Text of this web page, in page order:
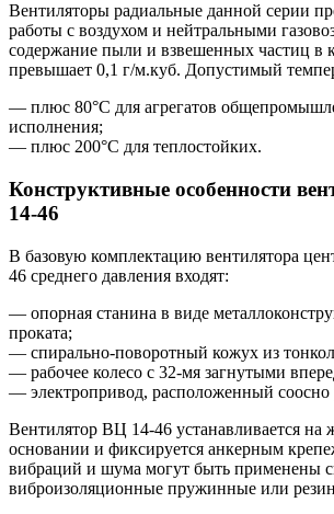
Вентиляторы радиальные данной серии
работы с воздухом и нейтральными
содержание пыли и взвешенных частиц в
превышает 0,1 г/м.куб. Допустимый
— плюс 80°С для агрегатов
исполнения;
— плюс 200°С для теплостойких.
Конструктивные особенности
14-46
В базовую комплектацию вентилятора
46 среднего давления входят:
— опорная станина в виде
проката;
— спирально-поворотный кожух из
— рабочее колесо с 32-мя загнутыми
— электропривод, расположенный соосно
Вентилятор ВЦ 14-46 устанавливается на
основании и фиксируется анкерным
вибраций и шума могут быть применены
виброизоляционные пружинные или